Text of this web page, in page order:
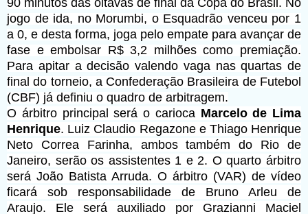
jogo de ida, no Morumbi, o Esquadrão venceu por 1
a 0, e desta forma, joga pelo empate para avançar de
fase e embolsar R$ 3,2 milhões como premiação.
Para apitar a decisão valendo vaga nas quartas de
final do torneio, a Confederação Brasileira de Futebol
(CBF) já definiu o quadro de arbitragem.
O árbitro principal será o carioca Marcelo de Lima
Henrique. Luiz Claudio Regazone e Thiago Henrique
Neto Correa Farinha, ambos também do Rio de
Janeiro, serão os assistentes 1 e 2. O quarto árbitro
será João Batista Arruda. O árbitro (VAR) de vídeo
ficará sob responsabilidade de Bruno Arleu de
Araujo. Ele será auxiliado por Grazianni Maciel